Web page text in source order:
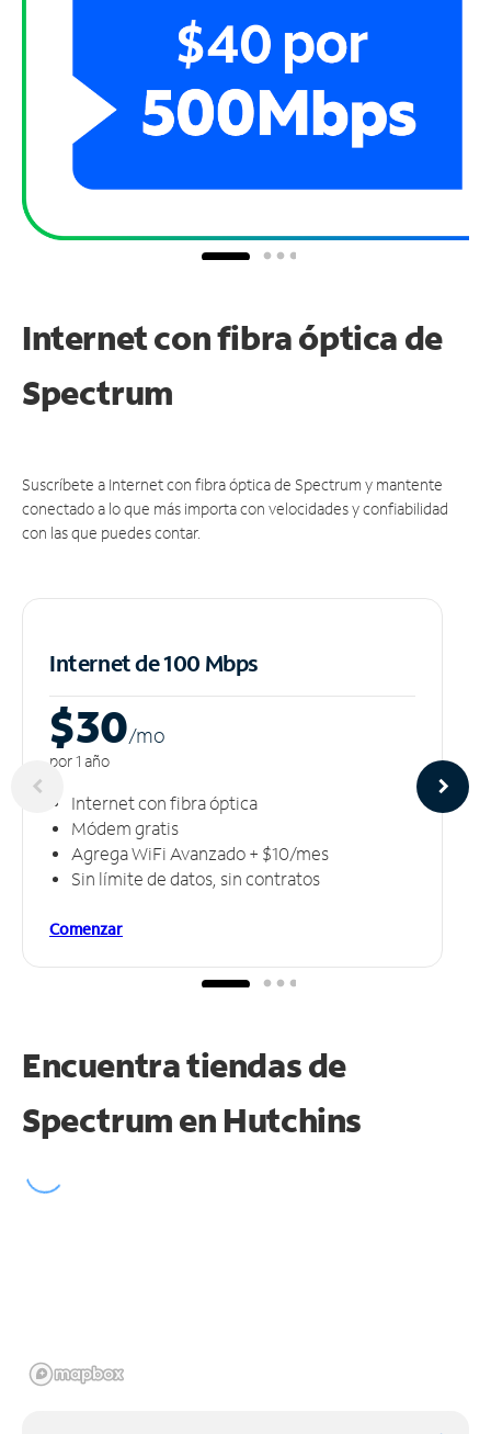
Internet con fibra óptica de
Spectrum
Suscríbete a Internet con fibra óptica de Spectrum y mantente
conectado a lo que más importa con velocidades y confiabilidad
con las que puedes contar.
Internet de 100 Mbps
$30/mo
por 1 año
Internet con fibra óptica
Módem gratis
Agrega WiFi Avanzado + $10/mes
Sin límite de datos, sin contratos
Comenzar
Encuentra tiendas de
Spectrum en Hutchins